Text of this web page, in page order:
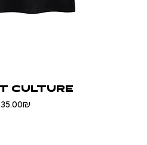
CULTURE
Price
‏135.00 ‏₪